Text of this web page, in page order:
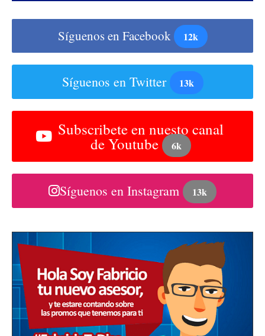
Síguenos en Facebook 12k
Síguenos en Twitter 13k
Subscribete en nuesto canal
de Youtube 6k
Síguenos en Instagram 13k